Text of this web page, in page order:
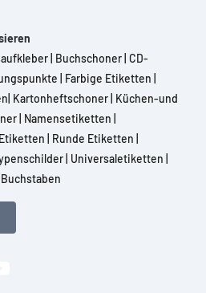
Buchschoner CD-
Farbige Etiketten
Kartonheftschoner Küchen-und
Namensetiketten
Runde Etiketten
Universaletiketten